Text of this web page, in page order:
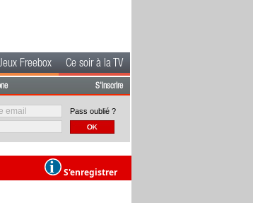
Freebox Ce soir à la TV
S'inscrire
Pass oublié ?
S'enregistrer